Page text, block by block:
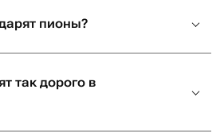
богатство и счастье.
качестве знака внимания. Эти
быть прекрасным подарком
пионы?
так дорого в